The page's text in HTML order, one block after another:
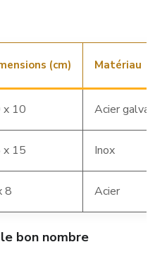
(cm) Matériau
x 10 Acier
x 15 Inox
8 Acier
bon nombre